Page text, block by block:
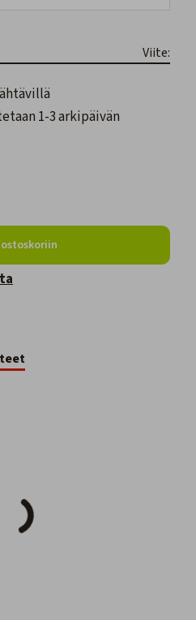
Viite:
1-3 arkipäivän